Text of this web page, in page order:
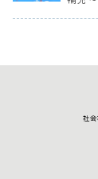
ト平成30年から生